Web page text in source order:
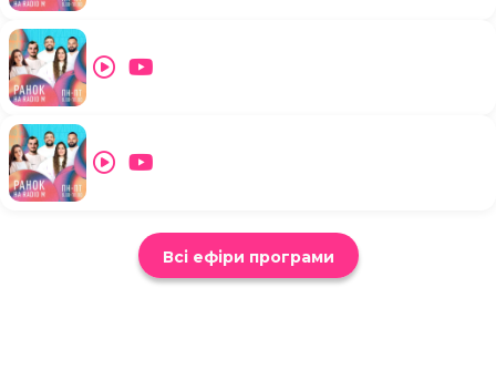
Всі ефіри програми